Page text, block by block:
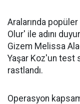
Aralarında
Olur' ile adını
Gizem Melissa
Yaşar Koz'un test
rastlandı.
Operasyon